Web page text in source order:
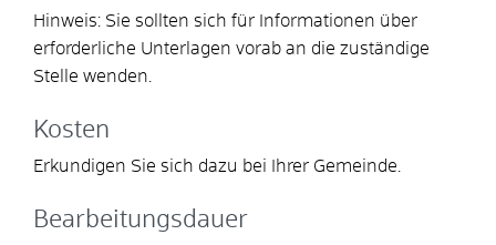
Hinweis: Sie sollten sich für Informationen über
erforderliche Unterlagen vorab an die zuständige
Stelle wenden.
Kosten
Erkundigen Sie sich dazu bei Ihrer Gemeinde.
Bearbeitungsdauer